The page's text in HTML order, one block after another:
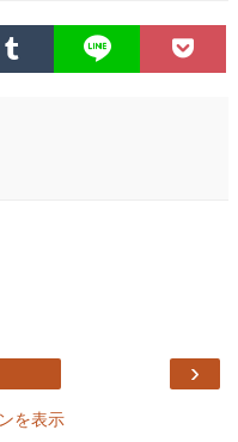
›
を表示